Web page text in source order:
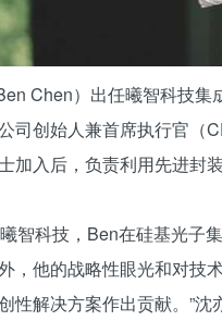
Chen）出任曦智科技集
司创始人兼首席执行官（
加入后，负责利用先进封
智科技，Ben在硅基光子
，他的战略性眼光和对技
解决方案作出贡献。”沈